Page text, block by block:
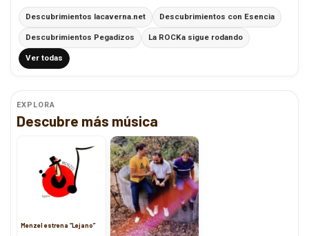
Descubrimientos lacaverna.net Descubrimientos con Esencia
Descubrimientos Pegadizos La ROCKa sigue rodando
Ver todas
EXPLORA
Descubre más música
Menzel estrena “Lejano”